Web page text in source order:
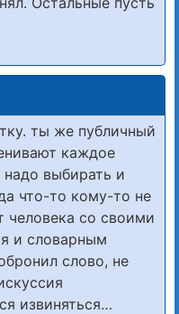
ты же публичный
каждое
выбирать и
что-то кому-то не
человека со своими
и словарным
слово, не
извиняться…